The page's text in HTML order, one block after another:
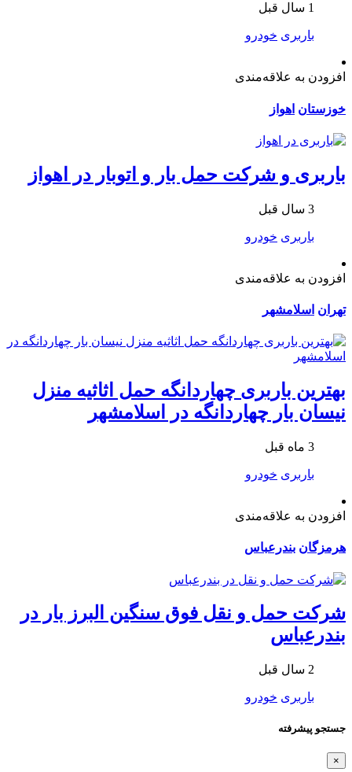
1 سال قبل
باربری خودرو
افزودن به علاقه‌مندی
خوزستان اهواز
باربری و شرکت حمل بار و اتوبار در اهواز
3 سال قبل
باربری خودرو
افزودن به علاقه‌مندی
تهران اسلامشهر
بهترین باربری چهاردانگه حمل اثاثیه منزل
نیسان بار چهاردانگه در اسلامشهر
3 ماه قبل
باربری خودرو
افزودن به علاقه‌مندی
هرمزگان بندرعباس
شرکت حمل و نقل فوق سنگین البرز بار در
بندرعباس
2 سال قبل
باربری خودرو
جستجو پیشرفته
×